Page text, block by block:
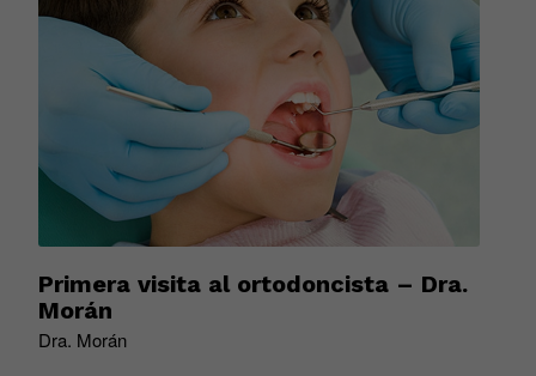
Primera visita al ortodoncista – Dra.
Morán
Dra. Morán